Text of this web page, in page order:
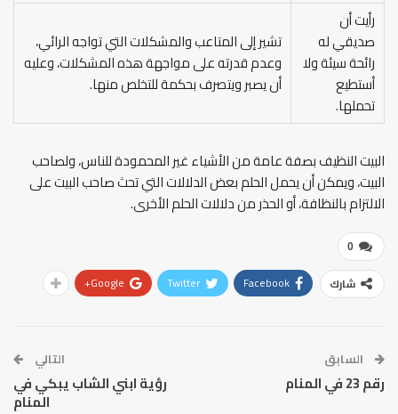
رأيت أن
صديقي له
رائحة سيئة ولا
أستطيع
تحملها.
تشير إلى المتاعب والمشكلات التي تواجه الرائي،
وعدم قدرته على مواجهة هذه المشكلات، وعليه
أن يصبر ويتصرف بحكمة للتخلص منها.
البيت النظيف بصفة عامة من الأشياء غير المحمودة للناس، ولصاحب
البيت، ويمكن أن يحمل الحلم بعض الدلالات التي تحث صاحب البيت على
الالتزام بالنظافة، أو الحذر من دلالات الحلم الأخرى.
0
شارك Facebook
Twitter
Google+
السابق
رقم 23 في المنام
التالي
رؤية ابني الشاب يبكي في
المنام